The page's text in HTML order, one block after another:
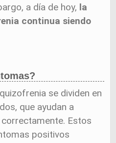
a día de hoy, la
continua siendo
se dividen en
que ayudan a
Estos
positivos